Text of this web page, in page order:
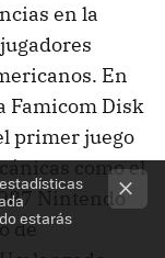
en la
En
Famicom Disk
primer juego
como el
Nintendo
de
estarás